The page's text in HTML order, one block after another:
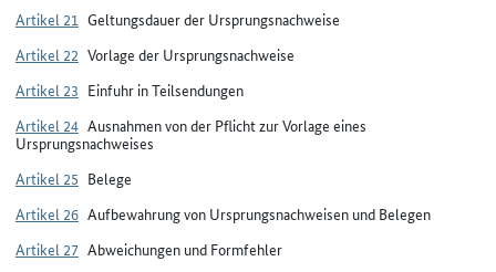
Artikel 21 Geltungsdauer der Ursprungsnachweise
Artikel 22 Vorlage der Ursprungsnachweise
Artikel 23 Einfuhr in Teilsendungen
Artikel 24 Ausnahmen von der Pflicht zur Vorlage eines
Ursprungsnachweises
Artikel 25 Belege
Artikel 26 Aufbewahrung von Ursprungsnachweisen und Belegen
Artikel 27 Abweichungen und Formfehler